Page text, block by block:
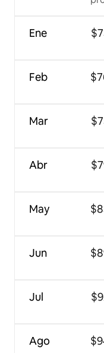
Ene
Feb
Mar
Abr
May
Jun
Jul
Ago